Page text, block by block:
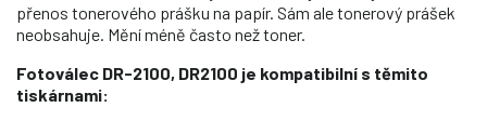
přenos tonerového prášku na papír. Sám ale tonerový prášek
neobsahuje. Mění méně často než toner.
Fotoválec DR-2100, DR2100 je kompatibilní s těmito
tiskárnami: